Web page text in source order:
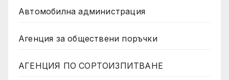
Автомобилна администрация
Агенция за обществени поръчки
АГЕНЦИЯ ПО СОРТОИЗПИТВАНЕ